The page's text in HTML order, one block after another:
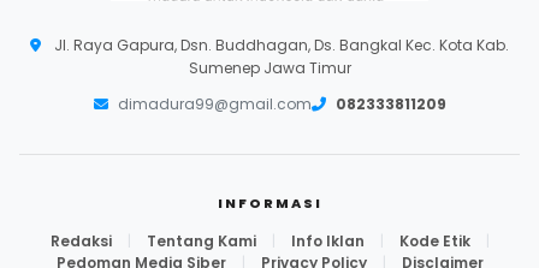
Jl. Raya Gapura, Dsn. Buddhagan, Ds. Bangkal Kec. Kota Kab.
Sumenep Jawa Timur
dimadura99@gmail.com
082333811209
INFORMASI
Redaksi Tentang Kami Info Iklan Kode Etik
Pedoman Media Siber
Privacy Policy Disclaimer